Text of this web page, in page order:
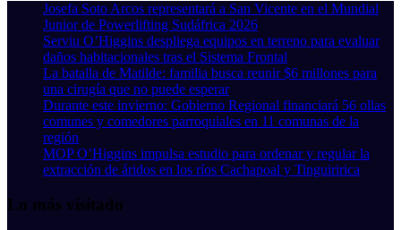
Josefa Soto Arcos representará a San Vicente en el Mundial
Junior de Powerlifting Sudáfrica 2026
Serviu O’Higgins despliega equipos en terreno para evaluar
daños habitacionales tras el Sistema Frontal
La batalla de Matilde: familia busca reunir $6 millones para
una cirugía que no puede esperar
Durante este invierno: Gobierno Regional financiará 56 ollas
comunes y comedores parroquiales en 11 comunas de la
región
MOP O’Higgins impulsa estudio para ordenar y regular la
extracción de áridos en los ríos Cachapoal y Tinguiririca
Lo más visitado